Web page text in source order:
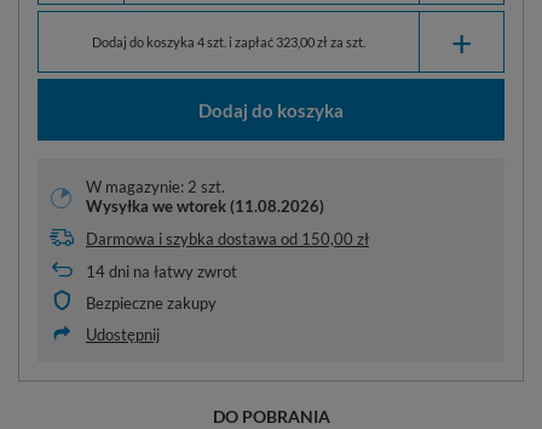
Dodaj do koszyka 4 szt. i zapłać 323,00 zł za szt. +
Dodaj do koszyka
W magazynie: 2 szt.
Wysyłka we wtorek (11.08.2026)
Darmowa i szybka dostawa od 150,00 zł
14dni na łatwy zwrot
Bezpieczne zakupy
Udostępnij
DO POBRANIA